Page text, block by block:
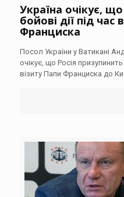
Україна очікує,
бойові дії під час
Франциска
Посол України у Ватикані
очікує, що Росія
візиту Папи Франциска до